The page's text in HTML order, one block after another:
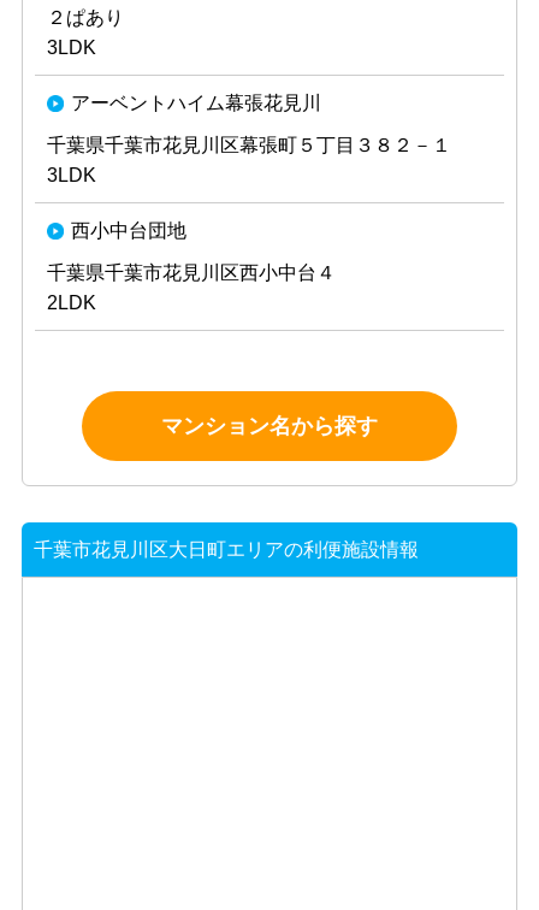
２ぱあり
3LDK
アーベントハイム幕張花見川
千葉県千葉市花見川区幕張町５丁目３８２－１
3LDK
西小中台団地
千葉県千葉市花見川区西小中台４
2LDK
マンション名から探す
千葉市花見川区大日町エリアの利便施設情報